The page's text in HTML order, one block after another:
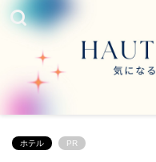
ホテル PR